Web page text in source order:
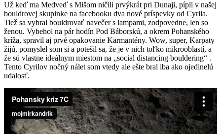
Už keď ma Medveď s Mišom ničili prvýkrát pri Dunaji, pípli v našej
bouldrovej skupinke na facebooku dva nové príspevky od Cyrila.
Tiež sa vybral bouldrovať navečer s lampami, zodpovedne, len so
ženou. Vybehol na pár hodín Pod Báborskú, a okrem Pohanského
kríža, spravil aj prvé opakovanie Karmantény. Wow, super, Karpaty
žijú, pomyslel som si a potešil sa, že je v nich toľko mikrooblastí, a
že sú vlastne ideálnym miestom na „social distancing bouldering“ .
Tento Cyrilov nočný nálet som vtedy ale ešte bral iba ako ojedinelú
udalosť.